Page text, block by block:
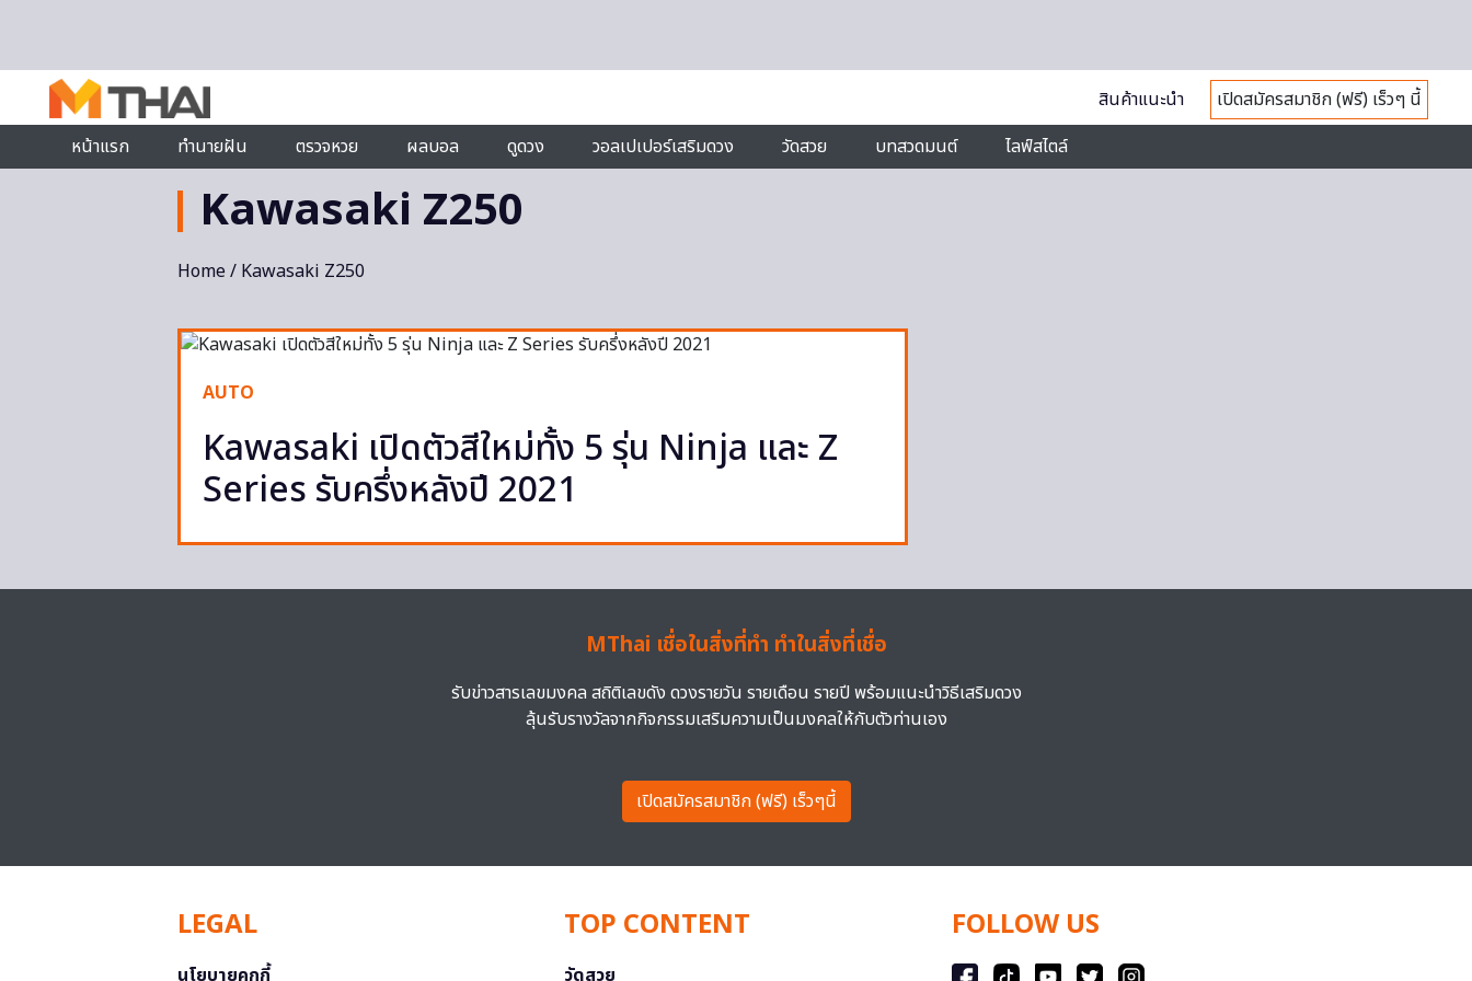
สินค้าแนะนำ
เปิดสมัครสมาชิก (ฟรี) เร็วๆ นี้
หน้าแรก
ทำนายฝัน ตรวจหวย ผลบอล ดูดวง วอลเปเปอร์เสริมดวง วัดสวย บทสวดมนต์ ไลฟ์สไตล์
Kawasaki Z250
Home/ Kawasaki Z250
AUTO
Kawasaki เปิดตัวสีใหม่ทั้ง 5 รุ่น Ninja และ Z
Series รับครึ่งหลังปี 2021
MThai เชื่อในสิ่งที่ทำ ทำในสิ่งที่เชื่อ
รับข่าวสารเลขมงคล สถิติเลขดัง ดวงรายวัน รายเดือน รายปี พร้อมแนะนำวิธีเสริมดวง
ลุ้นรับรางวัลจากกิจกรรมเสริมความเป็นมงคลให้กับตัวท่านเอง
เปิดสมัครสมาชิก (ฟรี) เร็วๆนี้
LEGAL
นโยบายคุกกี้
TOP CONTENT
วัดสวย
FOLLOW US